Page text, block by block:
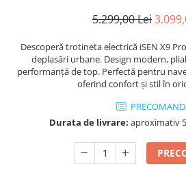
5.299,00 Lei
Descoperă trotineta electrică iSEN X9
deplasări urbane. Design modern,
performanță de top. Perfectă pentru
oferind confort și stil în
Durata de livrare: aproximativ